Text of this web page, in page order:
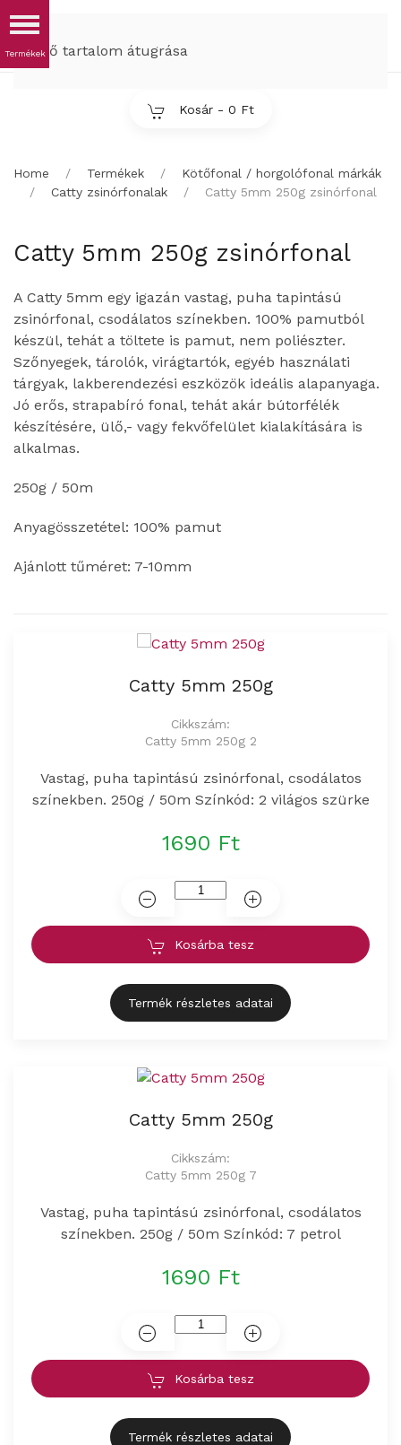
Fő tartalom átugrása
Kosár - 0 Ft
Home Termékek
Kötőfonal / horgolófonal márkák
Catty zsinórfonalak
Catty 5mm 250g zsinórfonal
Catty 5mm 250g zsinórfonal
A Catty 5mm egy igazán vastag, puha tapintású
zsinórfonal, csodálatos színekben. 100% pamutból
készül, tehát a töltete is pamut, nem poliészter.
Szőnyegek, tárolók, virágtartók, egyéb használati
tárgyak, lakberendezési eszközök ideális alapanyaga.
Jó erős, strapabíró fonal, tehát akár bútorfélék
készítésére, ülő,- vagy fekvőfelület kialakítására is
alkalmas.
250g / 50m
Anyagösszetétel: 100% pamut
Ajánlott tűméret: 7-10mm
Catty 5mm 250g
Cikkszám:
Catty 5mm 250g 2
Vastag, puha tapintású zsinórfonal, csodálatos
színekben. 250g / 50m Színkód: 2 világos szürke
1690 Ft
Kosárba tesz
Termék részletes adatai
Catty 5mm 250g
Cikkszám:
Catty 5mm 250g 7
Vastag, puha tapintású zsinórfonal, csodálatos
színekben. 250g / 50m Színkód: 7 petrol
1690 Ft
Kosárba tesz
Termék részletes adatai